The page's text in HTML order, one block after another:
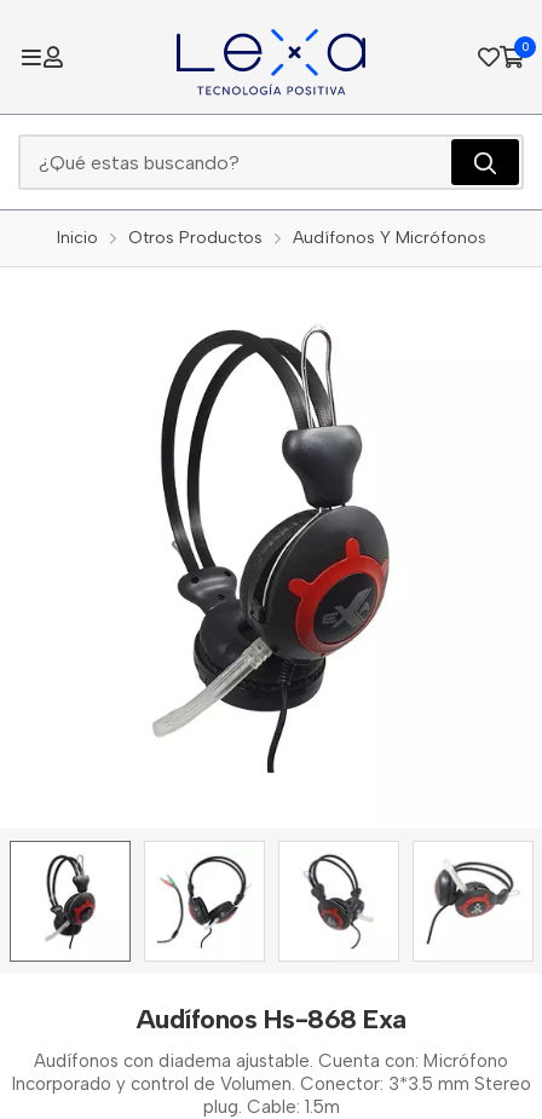
0
Inicio Otros Productos Audífonos Y Micrófonos
Audífonos Hs-868 Exa
Audífonos con diadema ajustable. Cuenta con: Micrófono
Incorporado y control de Volumen. Conector: 3*3.5 mm Stereo
plug. Cable: 1.5m